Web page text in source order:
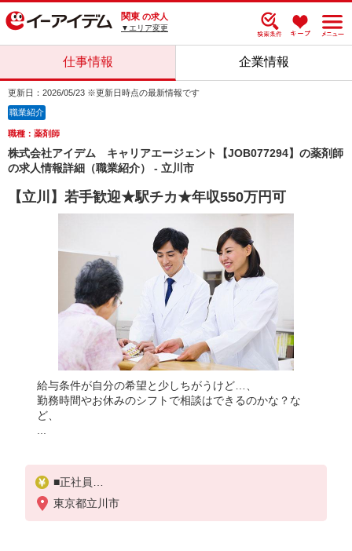
関東 の求人
▼エリア変更
仕事情報 企業情報
更新日：2026/05/23 ※更新日時点の最新情報です
職業紹介
職種：薬剤師
株式会社アイデム キャリアエージェント【JOB077294】の薬剤師
の求人情報詳細（職業紹介） - 立川市
【立川】若手歓迎★駅チカ★年収550万円可
給与条件が自分の希望と少しちがうけど…、
勤務時間やお休みのシフトで相談はできるのかな？な
ど、
■正社員
※経験考慮、若手歓迎
東京都立川市